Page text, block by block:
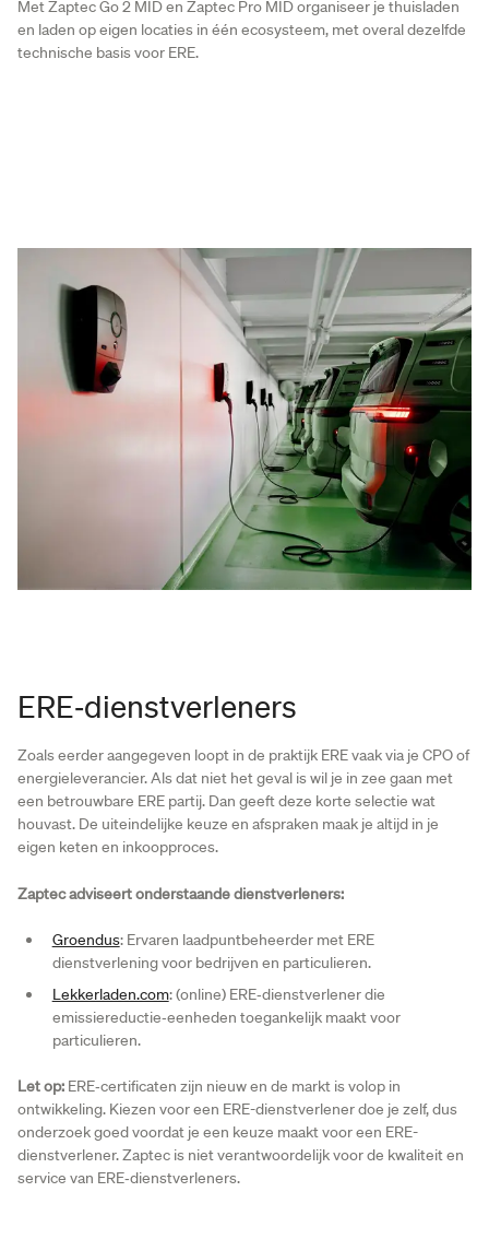
Met Zaptec Go 2 MID en Zaptec Pro MID organiseer je thuisladen
en laden op eigen locaties in één ecosysteem, met overal dezelfde
technische basis voor ERE.
ERE‑dienstverleners
Zoals eerder aangegeven loopt in de praktijk ERE vaak via je CPO of
energieleverancier. Als dat niet het geval is wil je in zee gaan met
een betrouwbare ERE partij. Dan geeft deze korte selectie wat
houvast. De uiteindelijke keuze en afspraken maak je altijd in je
eigen keten en inkoopproces.
Zaptec adviseert onderstaande dienstverleners:
Groendus: Ervaren laadpuntbeheerder met ERE
dienstverlening voor bedrijven en particulieren.
Lekkerladen.com: (online) ERE‑dienstverlener die
emissiereductie‑eenheden toegankelijk maakt voor
particulieren.
Let op: ERE‑certificaten zijn nieuw en de markt is volop in
ontwikkeling. Kiezen voor een ERE-dienstverlener doe je zelf, dus
onderzoek goed voordat je een keuze maakt voor een ERE-
dienstverlener. Zaptec is niet verantwoordelijk voor de kwaliteit en
service van ERE‑dienstverleners.